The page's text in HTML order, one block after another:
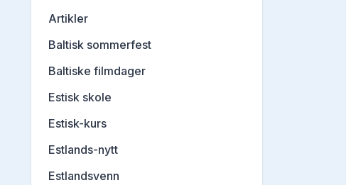
Artikler
Baltisk sommerfest
Baltiske filmdager
Estisk skole
Estisk-kurs
Estlands-nytt
Estlandsvenn